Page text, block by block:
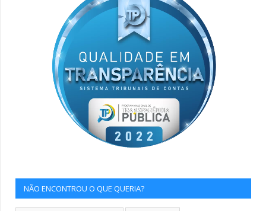
NÃO ENCONTROU O QUE QUERIA?